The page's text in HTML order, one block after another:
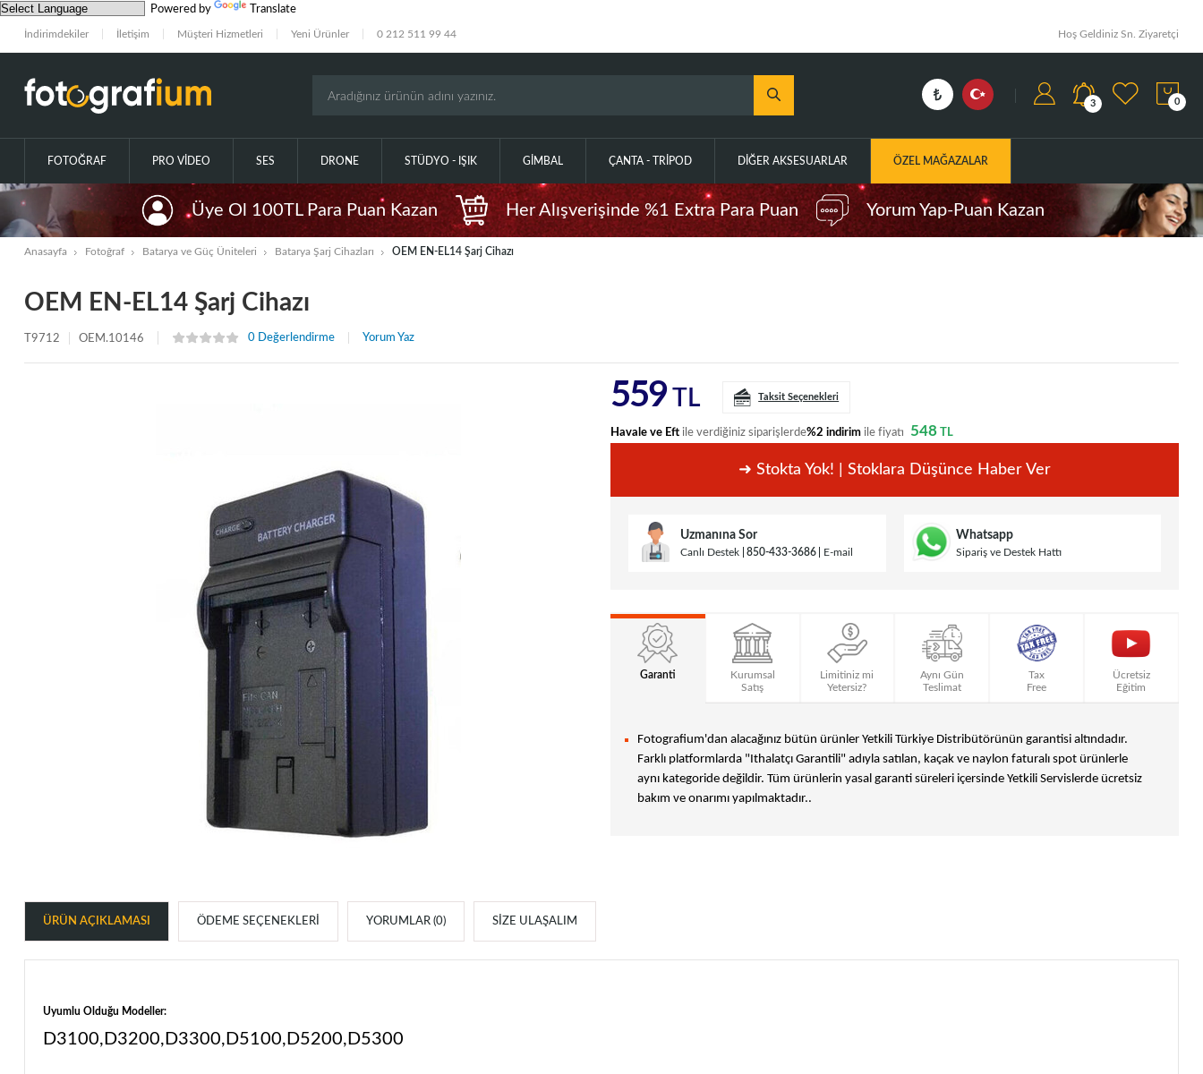
Powered by Translate
İndirimdekiler İletişim Müşteri Hizmetleri Yeni Ürünler 0 212 511 99 44 Hoş Geldiniz Sn. Ziyaretçi
3 0
FOTOĞRAF PRO VIDEO SES DRONE STÜDYO - IŞIK GIMBAL ÇANTA - TRIPOD DIĞER AKSESUARLAR ÖZEL MAĞAZALAR
Üye Ol 100TL Para Puan Kazan Her Alışverişinde %1 Extra Para Puan Yorum Yap-Puan Kazan
Anasayfa Fotoğraf Batarya ve Güç Üniteleri Batarya Şarj Cihazları OEM EN-EL14 Şarj Cihazı
OEM EN-EL14 Şarj Cihazı
T9712 OEM.10146 0 Değerlendirme Yorum Yaz
559 TL Taksit Seçenekleri
Havale ve Eft ile verdiğiniz siparişlerde%2 indirim ile fiyatı 548 TL
➜ Stokta Yok! | Stoklara Düşünce Haber Ver
Uzmanına Sor
Canlı Destek 850-433-3686 E-mail
Whatsapp
Sipariş ve Destek Hattı
Garanti
Kurumsal
Satış
Limitiniz mi
Yetersiz?
Aynı Gün
Teslimat
Tax
Free
Ücretsiz
Eğitim
Fotografium'dan alacağınız bütün ürünler Yetkili Türkiye Distribütörünün garantisi altındadır.
Farklı platformlarda "Ithalatçı Garantili" adıyla satılan, kaçak ve naylon faturalı spot ürünlerle
aynı kategoride değildir. Tüm ürünlerin yasal garanti süreleri içersinde Yetkili Servislerde ücretsiz
bakım ve onarımı yapılmaktadır..
ÜRÜN AÇIKLAMASI ÖDEME SEÇENEKLERI YORUMLAR (0) SIZE ULAŞALIM
Uyumlu Olduğu Modeller:
D3100,D3200,D3300,D5100,D5200,D5300